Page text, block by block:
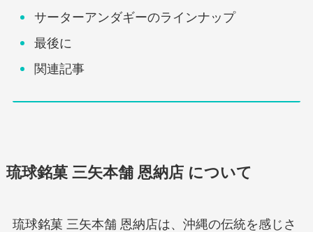
サーターアンダギーのラインナップ
最後に
関連記事
琉球銘菓 三矢本舗 恩納店について
琉球銘菓 三矢本舗 恩納店は、沖縄の伝統を感じさ